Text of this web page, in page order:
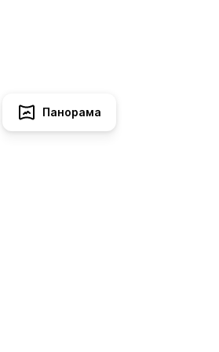
Панорама